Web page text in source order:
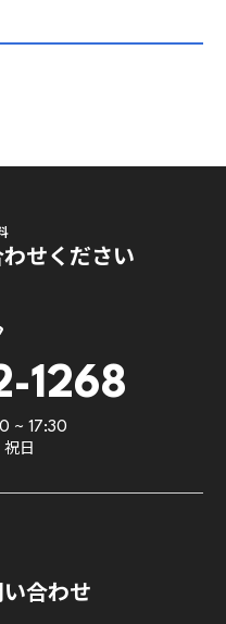
せください
1268
~ 17:30
祝日
合わせ